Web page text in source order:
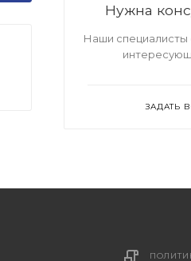
Нужна
Наши специалисты
ЗАДАТЬ